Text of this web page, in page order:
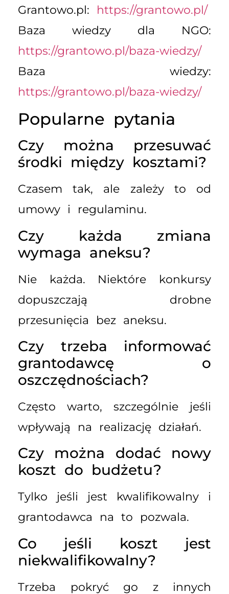
Grantowo.pl: https://grantowo.pl/
Baza wiedzy dla NGO:
https://grantowo.pl/baza-wiedzy/
Baza wiedzy:
https://grantowo.pl/baza-wiedzy/
Popularne pytania
Czy można przesuwać
środki między kosztami?
Czasem tak, ale zależy to od
umowy i regulaminu.
Czy każda zmiana
wymaga aneksu?
Nie każda. Niektóre konkursy
dopuszczają drobne
przesunięcia bez aneksu.
Czy trzeba informować
grantodawcę o
oszczędnościach?
Często warto, szczególnie jeśli
wpływają na realizację działań.
Czy można dodać nowy
koszt do budżetu?
Tylko jeśli jest kwalifikowalny i
grantodawca na to pozwala.
Co jeśli koszt jest
niekwalifikowalny?
Trzeba pokryć go z innych